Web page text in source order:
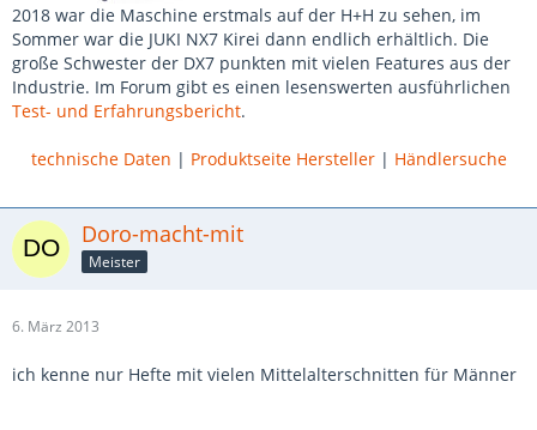
2018 war die Maschine erstmals auf der H+H zu sehen, im
Sommer war die JUKI NX7 Kirei dann endlich erhältlich. Die
große Schwester der DX7 punkten mit vielen Features aus der
Industrie. Im Forum gibt es einen lesenswerten ausführlichen
Test- und Erfahrungsbericht.
technische Daten | Produktseite Hersteller| Händlersuche
Doro-macht-mit
Meister
6. März 2013
ich kenne nur Hefte mit vielen Mittelalterschnitten für Männer